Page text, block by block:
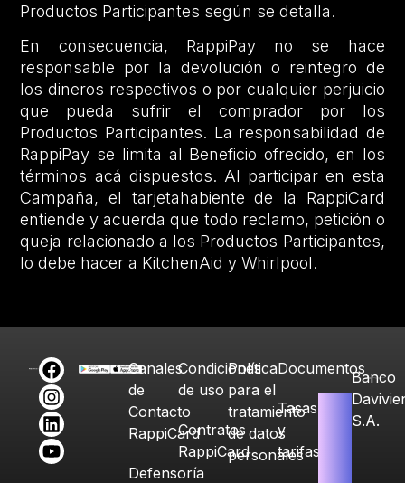
Productos Participantes según se detalla.
En consecuencia, RappiPay no se hace
responsable por la devolución o reintegro de
los dineros respectivos o por cualquier perjuicio
que pueda sufrir el comprador por los
Productos Participantes. La responsabilidad de
RappiPay se limita al Beneficio ofrecido, en los
términos acá dispuestos. Al participar en esta
Campaña, el tarjetahabiente de la RappiCard
entiende y acuerda que todo reclamo, petición o
queja relacionado a los Productos Participantes,
lo debe hacer a KitchenAid y Whirlpool.
Canales
de
Contacto
RappiCard
Defensoría
Condiciones
de uso
Contratos
RappiCard
Política
para el
tratamiento
de datos
personales
Documentos
Tasas
y
tarifas
Banco
S.A.